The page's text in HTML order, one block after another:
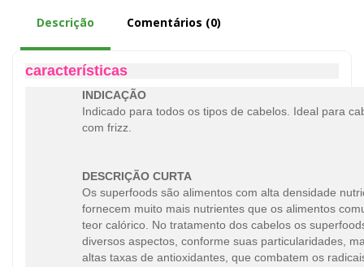
Descrição Comentários (0)
características
INDICAÇÃO
Indicado para todos os tipos de cabelos. Ideal para
com frizz.
DESCRIÇÃO CURTA
Os superfoods são alimentos com alta densidade
fornecem muito mais nutrientes que os alimentos
teor calórico. No tratamento dos cabelos os
diversos aspectos, conforme suas particularidades,
altas taxas de antioxidantes, que combatem os